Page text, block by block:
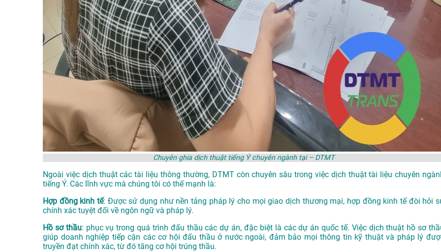
Chuyên ghia dịch thuật tiếng Ý chuyên ngành tại – DTMT
Ngoài việc dịch thuật các tài liệu thông thường, DTMT còn chuyên sâu trong việc dịch thuật tài liệu chuyên
tiếng Ý. Các lĩnh vực mà chúng tôi có thế mạnh là:
Hợp đồng kinh tế: Được sử dụng như nền tảng pháp lý cho mọi giao dịch thương mại, hợp đồng kinh tế đòi hỏi
chính xác tuyệt đối về ngôn ngữ và pháp lý.
Hồ sơ thầu: phục vụ trong quá trình đấu thầu các dự án, đặc biệt là các dự án quốc tế. Việc dịch thuật hồ sơ
giúp doanh nghiệp tiếp cận các cơ hội đấu thầu ở nước ngoài, đảm bảo mọi thông tin kỹ thuật và pháp lý
truyền đạt chính xác, từ đó tăng cơ hội trúng thầu.